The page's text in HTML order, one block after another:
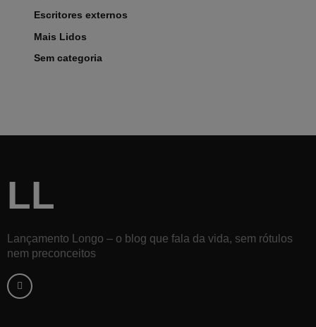
Escritores externos
Mais Lidos
Sem categoria
LL
Lançamento Longo – o blog que fala da vida, sem rótulos
nem preconceitos
a
c
e